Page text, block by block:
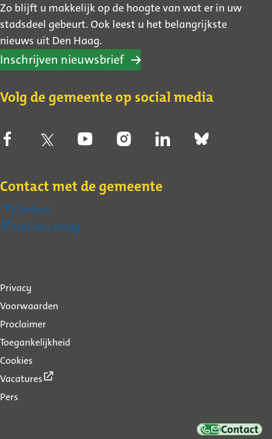
Contact
Zo blijft u makkelijk op de hoogte van wat er in uw
stadsdeel gebeurt. Ook leest u het belangrijkste
nieuws uit Den Haag.
Inschrijven nieuwsbrief
Volg de gemeente op social media
Contact met de gemeente
Contact
Stel een vraag
Over
deze
website
Privacy
Voorwaarden
Proclaimer
Toegankelijkheid
Cookies
Vacatures
Pers